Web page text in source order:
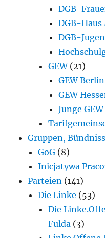
DGB-
DGB-Haus
DGB-
GEW(21)
GEW Berlin
GEW
Junge GEW
Gruppen,
GoG (8)
Inicjatywa
Parteien (141)
Die Linke (53)
Die
Fulda (3)